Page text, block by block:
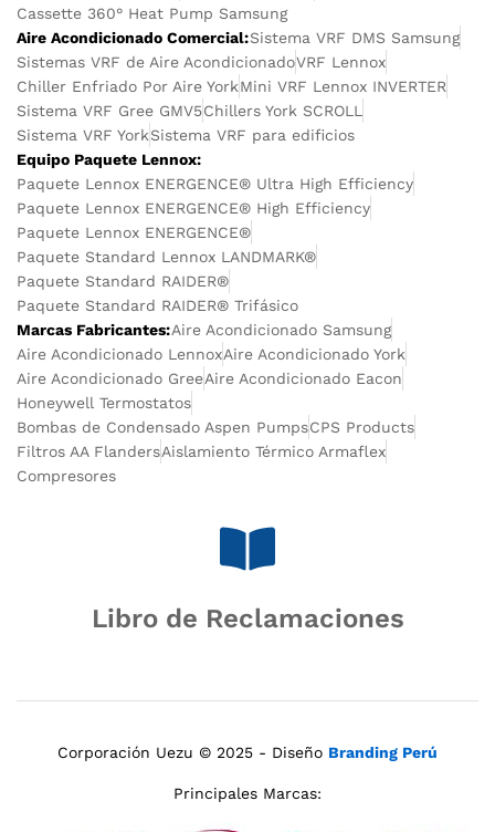
Cassette 360° Heat Pump Samsung
Aire Acondicionado Comercial:Sistema VRF DMS Samsung
Sistemas VRF de Aire AcondicionadoVRF Lennox
Chiller Enfriado Por Aire YorkMini VRF Lennox INVERTER
Sistema VRF Gree GMV5Chillers York SCROLL
Sistema VRF YorkSistema VRF para edificios
Equipo Paquete Lennox:
Paquete Lennox ENERGENCE® Ultra High Efficiency
Paquete Lennox ENERGENCE® High Efficiency
Paquete Lennox ENERGENCE®
Paquete Standard Lennox LANDMARK®
Paquete Standard RAIDER®
Paquete Standard RAIDER® Trifásico
Marcas Fabricantes:Aire Acondicionado Samsung
Aire Acondicionado LennoxAire Acondicionado York
Aire Acondicionado GreeAire Acondicionado Eacon
Honeywell Termostatos
Bombas de Condensado Aspen PumpsCPS Products
Filtros AA FlandersAislamiento Térmico Armaflex
Compresores
Libro de Reclamaciones
Corporación Uezu © 2025 - Diseño Branding Perú
Principales Marcas: